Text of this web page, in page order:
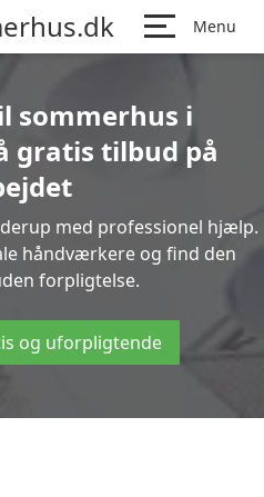
Menu
sommerhus i
gratis tilbud på
med professionel hjælp.
håndværkere og find den
forpligtelse.
og uforpligtende